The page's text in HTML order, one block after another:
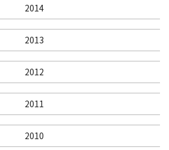
2014
2013
2012
2011
2010